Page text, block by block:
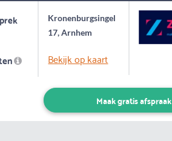
Kronenburgsingel
17, Arnhem
Bekijk op kaart
Maak gratis afspraak